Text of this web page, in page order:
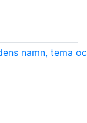
namn, tema